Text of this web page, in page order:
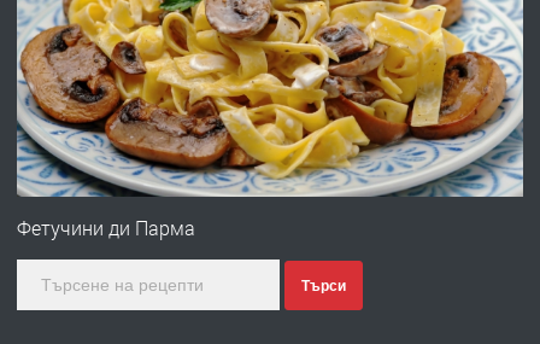
ПРЕДЛАГА
Професионална броячна машина -
със сертификат от ЕЦБ
преди 1 година
ПРЕДЛАГА
Професионална зеленчукорезачка
Фетучини ди Парма
Търси